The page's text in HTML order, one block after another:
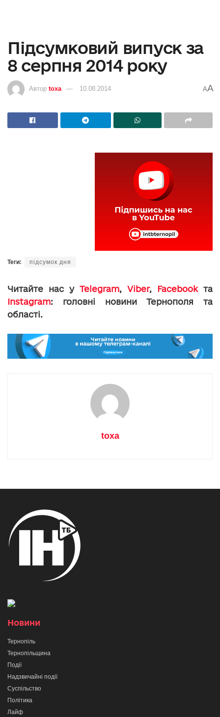
Підсумковий випуск за
8 серпня 2014 року
Автор toxa 10.08.2014 AA
Теги: підсумок дня
Читайте нас у Telegram, Viber, Facebookта
Instagram: головні новини Тернополя та
області.
toxa
Новини
Тернопіль
Тернопільщина
Події
Надзвичайні події
Суспільство
Політика
Лайф